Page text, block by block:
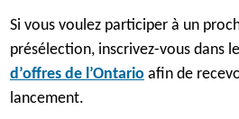
Si vous voulez participer à un
présélection, inscrivez-vous dans le
d’offres de l’Ontarioafin de
lancement.